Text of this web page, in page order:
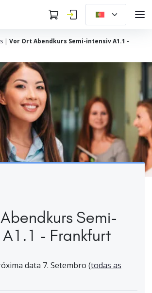
| Vor Ort Abendkurs Semi-intensiv A1.1 -
Semi-
A1.1 - Frankfurt
data 7. Setembro (todas as